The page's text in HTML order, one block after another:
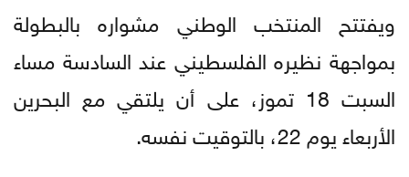
ويفتتح المنتخب الوطني مشواره بالبطولة
بمواجهة نظيره الفلسطيني عند السادسة مساء
السبت 18 تموز، على أن يلتقي مع البحرين
الأربعاء يوم 22، بالتوقيت نفسه.